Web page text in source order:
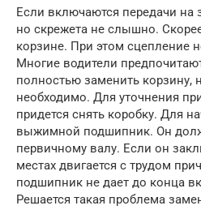
Если включаются передачи на
но скрежета не слышно.
корзине. При этом сцепление
Многие водители
полностью заменить корзину,
необходимо. Для уточнения
придется снять коробку. Для
выжимной подшипник. Он
первичному валу. Если он
местах двигается с трудом
подшипник не дает до конца
Решается такая проблема